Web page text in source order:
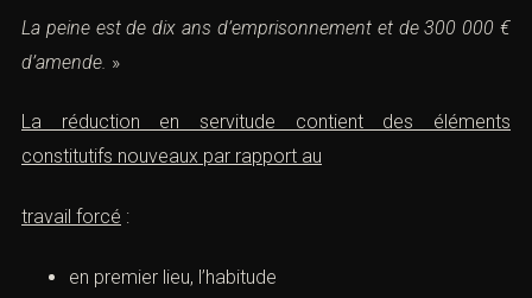
La peine est de dix ans d’emprisonnement et de 300 000 €
d’amende. »
La réduction en servitude contient des éléments
constitutifs nouveaux par rapport au
travail forcé :
en premier lieu, l’habitude